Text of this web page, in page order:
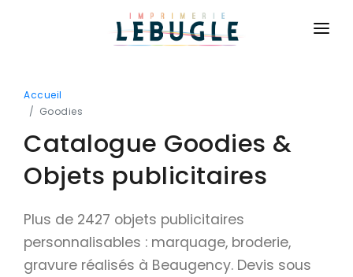
NOS PRODUITS
BASIQUE
Cartes de visite
Cartes de correspondance
Flyers
Brochures
CONTACT
CONNEXION
DEVIS GRATUIT
Accueil
Goodies
Catalogue Goodies &
Objets publicitaires
Plus de 2427 objets publicitaires
personnalisables : marquage, broderie,
gravure réalisés à Beaugency. Devis sous